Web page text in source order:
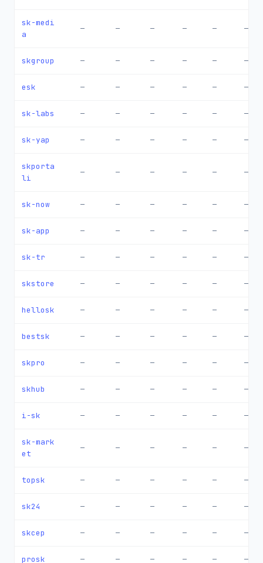
sk-medi
a
— — — — — —
skgroup — — — — — —
esk — — — — — —
sk-labs — — — — — —
sk-yap — — — — — —
skporta
li
— — — — — —
sk-now — — — — — —
sk-app — — — — — —
sk-tr — — — — — —
skstore — — — — — —
hellosk — — — — — —
bestsk — — — — — —
skpro — — — — — —
skhub — — — — — —
i-sk — — — — — —
sk-mark
et
— — — — — —
topsk — — — — — —
sk24 — — — — — —
skcep — — — — — —
prosk — — — — — —